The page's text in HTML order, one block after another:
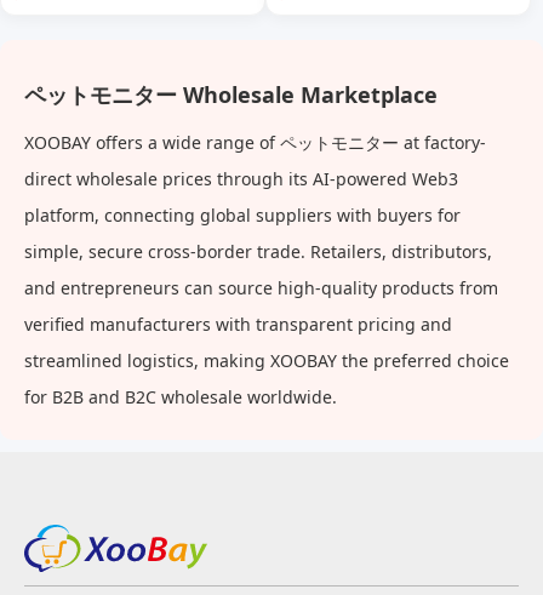
ペットモニター Wholesale Marketplace
XOOBAY offers a wide range of ペットモニター at factory-
direct wholesale prices through its AI-powered Web3
platform, connecting global suppliers with buyers for
simple, secure cross-border trade. Retailers, distributors,
and entrepreneurs can source high-quality products from
verified manufacturers with transparent pricing and
streamlined logistics, making XOOBAY the preferred choice
for B2B and B2C wholesale worldwide.